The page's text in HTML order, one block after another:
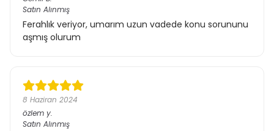
Satın Alınmış
Ferahlık veriyor, umarım uzun vadede konu sorununu
aşmış olurum
8 Haziran 2024
özlem y.
Satın Alınmış